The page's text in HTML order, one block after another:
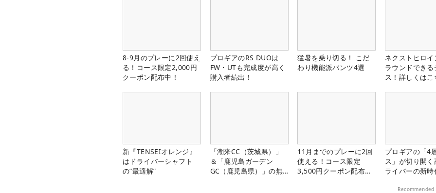
8-9月のプレーに2回使え
る！コース限定2,000円
クーポン配布中！
プロギアのRS DUOは
FW・UTも完成度が高く
購入者続出！
猛暑を乗り切る！ こだ
わり機能派パンツ4選
ネクストヒロ
ラウンドできる
ス！詳しくはこ
新『TENSEIオレンジ』
はドライバーシャフト
の“最適解”
「潮来CC（茨城県）」
＆「鹿児島ガーデン
GC（鹿児島県）」の無
11月までのプレーに2回
使える！コース限定
3,500円クーポン配布
プロギアの「4
ス」が切り開
ライバーの新時
Recommended